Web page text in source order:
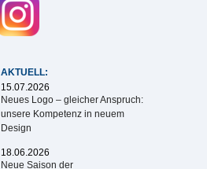
AKTUELL:
15.07.2026
Neues Logo – gleicher Anspruch:
unsere Kompetenz in neuem
Design
18.06.2026
Neue Saison der